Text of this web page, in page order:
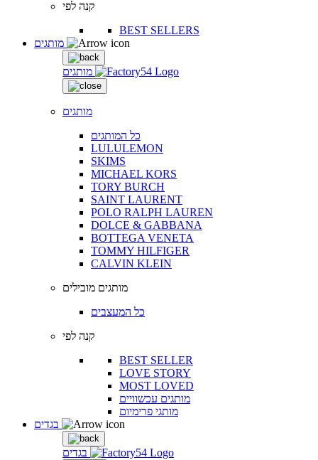
קנה לפי
BEST SELLERS
מותגים
מותגים
כל המותגים
LULULEMON
SKIMS
MICHAEL KORS
TORY BURCH
SAINT LAURENT
POLO RALPH LAUREN
DOLCE & GABBANA
BOTTEGA VENETA
TOMMY HILFIGER
CALVIN KLEIN
מותגים מובילים
כל המעצבים
קנה לפי
BEST SELLER
LOVE STORY
MOST LOVED
מותגים עכשוויים
מותגי פרימיום
בגדים